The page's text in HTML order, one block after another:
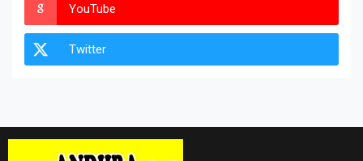
YouTube
Twitter